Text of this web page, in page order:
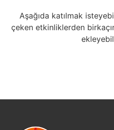
Aşağıda katılmak
çeken etkinliklerden